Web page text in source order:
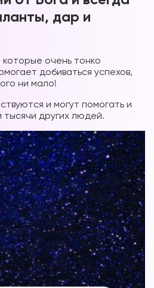
дар и
очень тонко
добиваться успехов,
ни мало!
и могут помогать и
тысячи других людей.